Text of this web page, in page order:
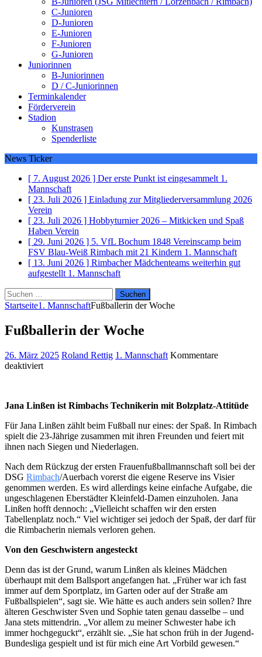
C-Junioren
D-Junioren
E-Junioren
F-Junioren
G-Junioren
Juniorinnen
B-Juniorinnen
D / C-Juniorinnen
Terminkalender
Förderverein
Stadion
Kunstrasen
Spenderliste
News Ticker
[ 7. August 2026 ] Der erste Punkt ist eingesammelt 1.
Mannschaft
[ 23. Juli 2026 ] Einladung zur Mitgliederversammlung 2026
Verein
[ 23. Juli 2026 ] Hobbyturnier 2026 – Mitkicken und Spaß
Haben Verein
[ 29. Juni 2026 ] 5. VfL Bochum 1848 Vereinscamp beim
FSV Blau-Weiß Rimbach mit 21 Kindern 1. Mannschaft
[ 13. Juni 2026 ] Rimbacher Mädchenteams weiterhin gut
aufgestellt 1. Mannschaft
Suchen
nach:
Startseite1. MannschaftFußballerin der Woche
Fußballerin der Woche
26. März 2025 Roland Rettig 1. Mannschaft Kommentare
deaktiviertfür
Jana Linßen ist Rimbachs Technikerin mit Bolzplatz-Attitüde
Für Jana Linßen zählt beim Fußball nur eines: der Spaß. In Rimbach
spielt die 23-Jährige zusammen mit ihren Freunden und feiert mit
ihnen nach Siegen und Niederlagen.
Nach dem Rückzug der ersten Frauenfußballmannschaft soll bei der
DSG Rimbach/Auerbach vorerst die eigene Reserve ins Visier
genommen werden. Es wird allerdings keine einfache Aufgabe, die
ungeschlagenen Eberstädter Kleinfeld-Damen einzuholen. Jana
Linßen hofft dennoch: „Vielleicht schaffen wir den ersten
Tabellenplatz noch.“ Viel wichtiger sei jedoch der Spaß, der darf für
die Rimbacherin niemals verloren gehen.
Von den Geschwistern angesteckt
Denn das ist der Grund, warum Linßen als kleines Mädchen
überhaupt mit dem Ballsport angefangen hat. „Früher war ich fast
immer auf dem Sportplatz, im Garten oder auf der Straße am
Fußballspielen“, sagt sie. Wie hätte es auch anders sein sollen? Ihre
älteren Geschwister Sven und Sophie taten genau dasselbe – und
Jana stets mittendrin. „Vor allem zu meiner Schwester habe ich
immer hochgeguckt“, erzählt sie. „Sie hat schon früh in der Jugend-
Bundesliga gespielt und ist für mich eine Art Vorbild gewesen.“